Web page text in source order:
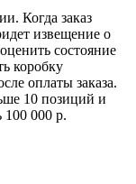
Когда заказ
извещение о
состояние
коробку
оплаты заказа.
10 позиций и
100 000 р.